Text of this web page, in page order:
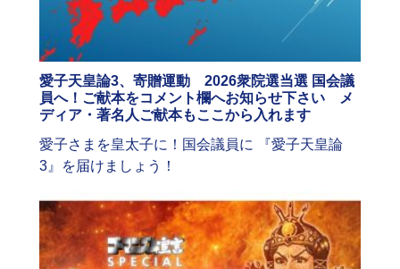
愛子天皇論3、寄贈運動 2026衆院選当選 国会議
員へ！ご献本をコメント欄へお知らせ下さい メ
ディア・著名人ご献本もここから入れます
愛子さまを皇太子に！国会議員に 『愛子天皇論
3』を届けましょう！